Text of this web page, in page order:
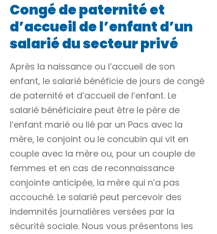
Congé de paternité et
d’accueil de l’enfant d’un
salarié du secteur privé
Après la naissance ou l’accueil de son
enfant, le salarié bénéficie de jours de congé
de paternité et d’accueil de l’enfant. Le
salarié bénéficiaire peut être le père de
l’enfant marié ou lié par un Pacs avec la
mère, le conjoint ou le concubin qui vit en
couple avec la mère ou, pour un couple de
femmes et en cas de reconnaissance
conjointe anticipée, la mère qui n’a pas
accouché. Le salarié peut percevoir des
indemnités journalières versées par la
sécurité sociale. Nous vous présentons les